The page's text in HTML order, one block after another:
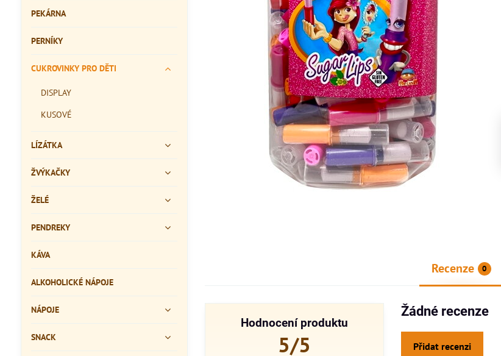
Recenze 0
Hodnocení produktu
5/5
Žádné recenze
Přidat recenzi
PEKÁRNA
PERNÍKY
CUKROVINKY PRO DĚTI
DISPLAY
KUSOVÉ
LÍZÁTKA
ŽVÝKAČKY
ŽELÉ
PENDREKY
KÁVA
ALKOHOLICKÉ NÁPOJE
NÁPOJE
SNACK